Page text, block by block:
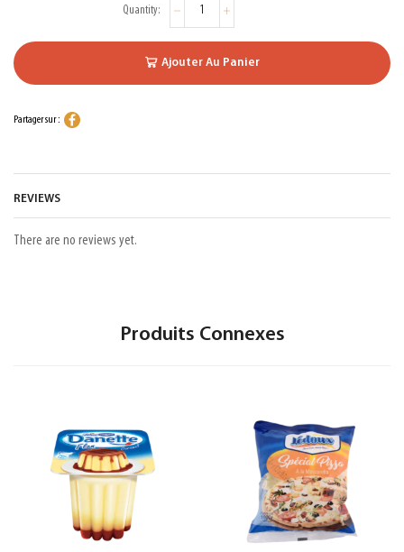
Ajouter Au Panier
Partager sur :
REVIEWS
There are no reviews yet.
Produits Connexes